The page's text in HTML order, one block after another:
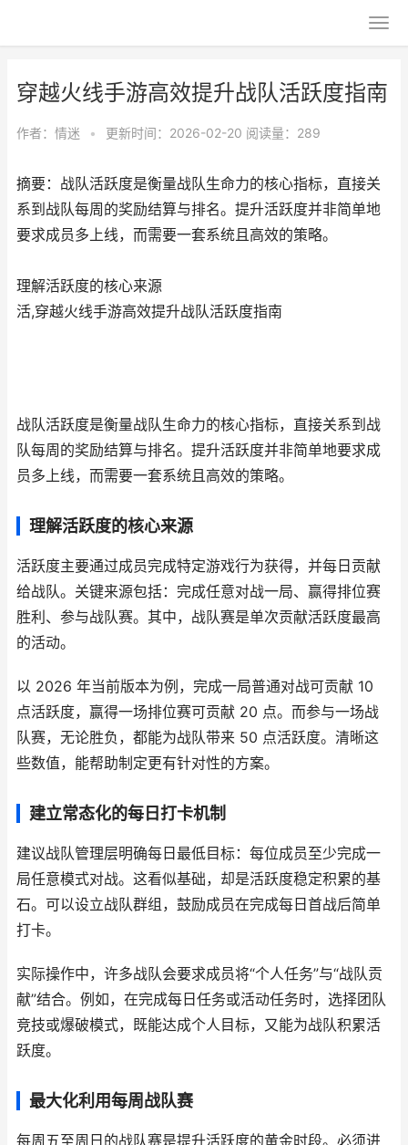
穿越火线手游高效提升战队活跃度指南
作者： 情迷 • 更新时间：2026-02-20 阅读量：289
摘要：战队活跃度是衡量战队生命力的核心指标，直接关
系到战队每周的奖励结算与排名。提升活跃度并非简单地
要求成员多上线，而需要一套系统且高效的策略。
理解活跃度的核心来源
活,穿越火线手游高效提升战队活跃度指南
战队活跃度是衡量战队生命力的核心指标，直接关系到战
队每周的奖励结算与排名。提升活跃度并非简单地要求成
员多上线，而需要一套系统且高效的策略。
理解活跃度的核心来源
活跃度主要通过成员完成特定游戏行为获得，并每日贡献
给战队。关键来源包括：完成任意对战一局、赢得排位赛
胜利、参与战队赛。其中，战队赛是单次贡献活跃度最高
的活动。
以 2026 年当前版本为例，完成一局普通对战可贡献 10
点活跃度，赢得一场排位赛可贡献 20 点。而参与一场战
队赛，无论胜负，都能为战队带来 50 点活跃度。清晰这
些数值，能帮助制定更有针对性的方案。
建立常态化的每日打卡机制
建议战队管理层明确每日最低目标：每位成员至少完成一
局任意模式对战。这看似基础，却是活跃度稳定积累的基
石。可以设立战队群组，鼓励成员在完成每日首战后简单
打卡。
实际操作中，许多战队会要求成员将“个人任务”与“战队贡
献”结合。例如，在完成每日任务或活动任务时，选择团队
竞技或爆破模式，既能达成个人目标，又能为战队积累活
跃度。
最大化利用每周战队赛
每周五至周日的战队赛是提升活跃度的黄金时段。必须进